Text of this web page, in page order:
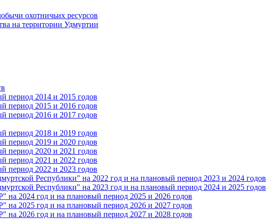
охотничьих ресурсов
на территории Удмуртии
2014 и 2015 годов
2015 и 2016 годов
2016 и 2017 годов
2018 и 2019 годов
2019 и 2020 годов
2020 и 2021 годов
2021 и 2022 годов
2022 и 2023 годов
Республики" на 2022 год и на плановый период 2023 и 2024 годов
Республики" на 2023 год и на плановый период 2024 и 2025 годов
2024 год и на плановый период 2025 и 2026 годов
2025 год и на плановый период 2026 и 2027 годов
2026 год и на плановый период 2027 и 2028 годов